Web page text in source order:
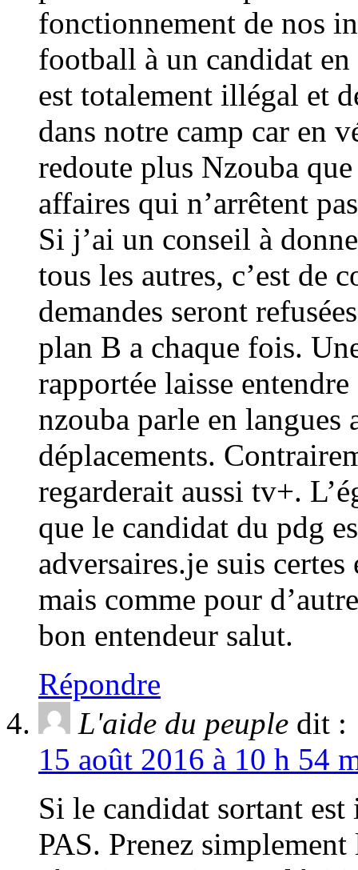
fonctionnement de nos
football à un candidat
est totalement illégal et
dans notre camp car en
redoute plus Nzouba
affaires qui n’arrêtent
Si j’ai un conseil à
tous les autres, c’est de
demandes seront
plan B a chaque fois.
rapportée laisse
nzouba parle en langues
déplacements.
regarderait aussi tv+.
que le candidat du pdg
adversaires.je suis
mais comme pour
bon entendeur salut.
Répondre
L'aide du peuple dit :
15 août 2016 à 10 h 54
Si le candidat sortant
PAS. Prenez